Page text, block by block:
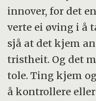
innover, for det
verte ei øving i å
sjå at det kjem
tristheit. Og det
tole. Ting kjem
å kontrollere